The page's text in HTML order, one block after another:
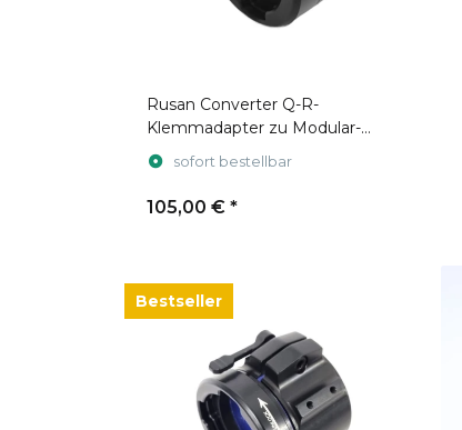
Rusan Converter Q-R-
Klemmadapter zu Modular-
Aufnahme M52x0.75
sofort bestellbar
105,00 € *
Bestseller